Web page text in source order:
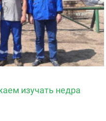
изучать недра